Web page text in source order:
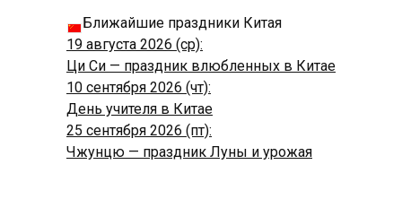
Ближайшие праздники Китая
19 августа 2026 (ср):
Ци Си — праздник влюбленных в Китае
10 сентября 2026 (чт):
День учителя в Китае
25 сентября 2026 (пт):
Чжунцю — праздник Луны и урожая